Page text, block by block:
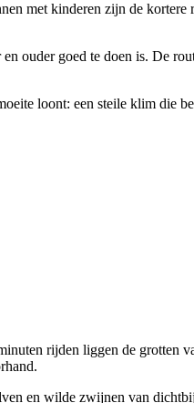
met kinderen zijn de
ouder goed te doen is. De
loont: een steile klim die
rijden liggen de grotten
en wilde zwijnen van